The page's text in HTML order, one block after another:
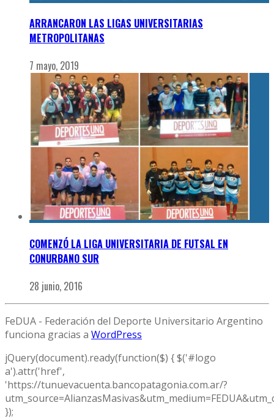
ARRANCARON LAS LIGAS UNIVERSITARIAS
METROPOLITANAS
7 mayo, 2019
COMENZÓ LA LIGA UNIVERSITARIA DE FUTSAL EN
CONURBANO SUR
28 junio, 2016
FeDUA - Federación del Deporte Universitario Argentino
funciona gracias a WordPress
jQuery(document).ready(function($) { $('#logo
a').attr('href',
'https://tunuevacuenta.bancopatagonia.com.ar/?
});